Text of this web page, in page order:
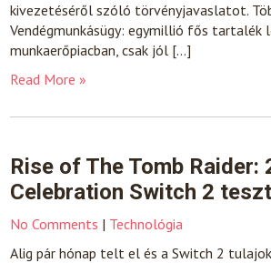
kivezetéséről szóló törvényjavaslatot.
Vendégmunkásügy: egymillió fős tartalék
munkaerőpiacban, csak jól […]
Read More »
Rise of The Tomb Raider:
Celebration Switch 2 teszt
No Comments | Technológia
Alig pár hónap telt el és a Switch 2